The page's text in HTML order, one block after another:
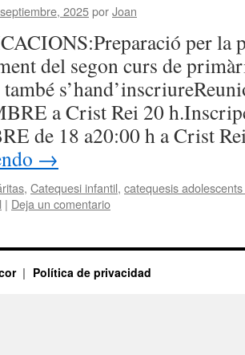
2025porJoan
per la
del segon curs de
a Crist Rei 20
de 18 a20:00 h a Crist
→
, Catequesi infantil, catequesis
| Deja un comentario
Política de privacidad